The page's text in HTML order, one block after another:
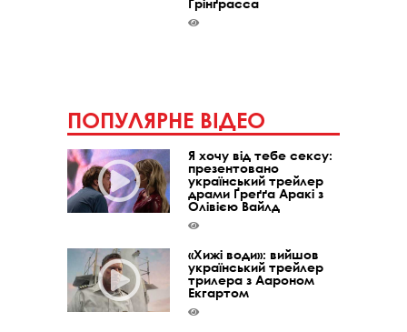
Ґрінґрасса
ПОПУЛЯРНЕ ВІДЕО
Я хочу від тебе сексу:
презентовано
український трейлер
драми Ґреґґа Аракі з
Олівією Вайлд
«Хижі води»: вийшов
український трейлер
трилера з Аароном
Екгартом